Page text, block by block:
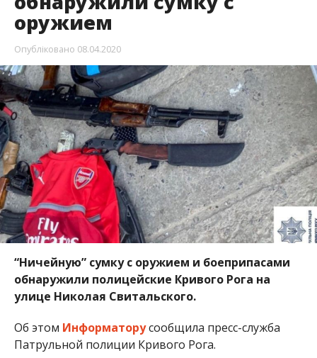
оружием
Опубліковано 08.04.2020
“Ничейную” сумку с оружием и боеприпасами
обнаружили полицейские Кривого Рога на
улице Николая Свитальского.
Об этом Информаторусообщила пресс-служба
Патрульной полиции Кривого Рога.